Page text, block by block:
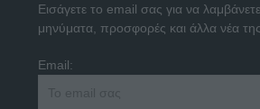
Εισάγετε το email σας για να
μηνύματα, προσφορές και άλλα νέα της
Email: